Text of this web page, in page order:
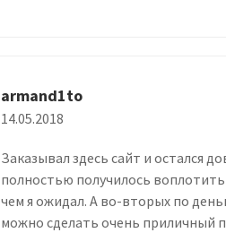
armand1to
14.05.2018
Заказывал здесь сайт и остался
полностью получилось
чем я ожидал. А во-вторых по
можно сделать очень приличный